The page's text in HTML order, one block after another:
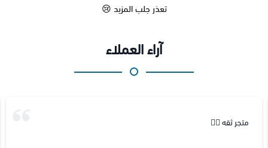
تعذر جلب المزيد 😢
آراء العملاء
متجر ثقه 👍🏻